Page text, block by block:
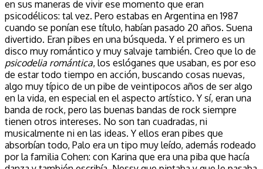
en sus maneras de vivir ese momento que eran
psicodélicos: tal vez. Pero estabas en Argentina en 1987
cuando se ponían ese título, habían pasado 20 años. Suena
divertido. Eran pibes en una búsqueda. Y el primero es un
disco muy romántico y muy salvaje también. Creo que lo de
psicodelia romántica, los eslóganes que usaban, es por eso
de estar todo tiempo en acción, buscando cosas nuevas,
algo muy típico de un pibe de veintipocos años de ser algo
en la vida, en especial en el aspecto artístico. Y sí, eran una
banda de rock, pero las buenas bandas de rock siempre
tienen otros intereses. No son tan cuadradas, ni
musicalmente ni en las ideas. Y ellos eran pibes que
absorbían todo, Palo era un tipo muy leído, además rodeado
por la familia Cohen: con Karina que era una piba que hacía